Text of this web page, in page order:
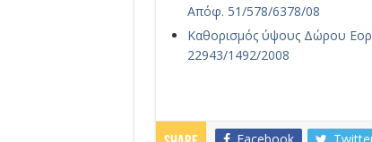
Απόφ. 51/578/6378/08
Καθορισμός ύψους Δώρου
22943/1492/2008